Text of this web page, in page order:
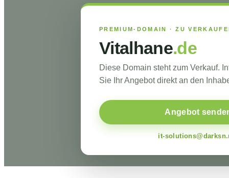
PREMIUM-DOMAIN · ZU
Vitalhane.de
Diese Domain steht zum Verkauf.
Sie Ihr Angebot direkt an den
Angebot
it-